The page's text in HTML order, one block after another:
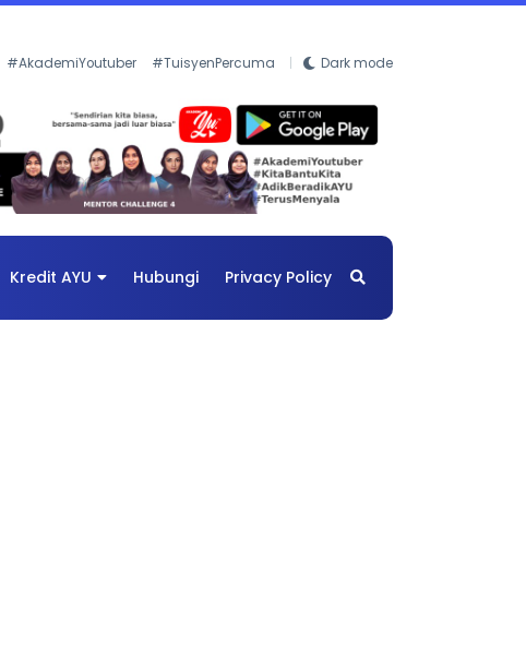
#AkademiYoutuber #TuisyenPercuma Dark mode
Kredit AYU Hubungi Privacy Policy